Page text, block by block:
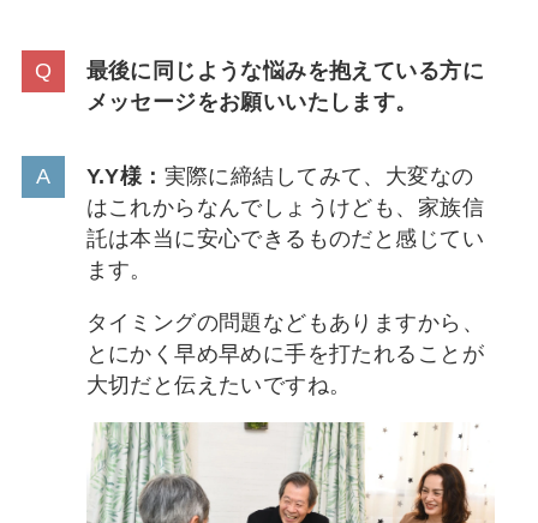
最後に同じような悩みを抱えている方に
メッセージをお願いいたします。
Y.Y様： 実際に締結してみて、大変なの
はこれからなんでしょうけども、家族信
託は本当に安心できるものだと感じてい
ます。
タイミングの問題などもありますから、
とにかく早め早めに手を打たれることが
大切だと伝えたいですね。